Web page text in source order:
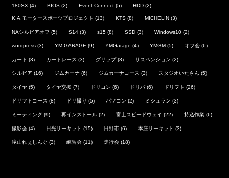
180SX (4) BIOS (2) Event Connect (5) HDD (2)
K.A.モータースポーツプロジェクト (13) KTS (8) MICHELIN (3)
NAシルビアオフ (5) S14 (3) s15 (8) SSD (3) Windows10 (2)
wordpress (3) YM GARAGE (9) YMGarage (4) YMGM (5) オフ会 (6)
カート (3) カートレース (3) グリップ(8) サスペンション (2)
シルビア (16) ジムカーナ (6) ジムカーナコース (3) スタジオいたさん (5)
タイヤ (5) タイヤ交換 (7) ドリコン (6) ドリパ (6) ドリフト (26)
ドリフトコース (8) ドリ撮り (5) パソコン (2) ミシュラン (3)
ミーティング (9) 再インストール (2) 富士スピードウェイ (22) 持込作業 (6)
撮影会 (4) 日光サーキット (15) 日野市 (6) 本庄サーキット (3)
滝山れぇしんぐ (3) 練習会 (11) 走行会 (18)